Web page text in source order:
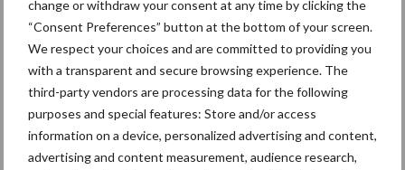
change or withdraw your consent at any time by clicking the
“Consent Preferences” button at the bottom of your screen.
We respect your choices and are committed to providing you
with a transparent and secure browsing experience. The
third-party vendors are processing data for the following
purposes and special features: Store and/or access
information on a device, personalized advertising and content,
advertising and content measurement, audience research,
“Glazenwassen zit in m’n bloed,
maar innoveren is mijn toekomst”
24 dec
Friendship Sports Centre maakt
vrienden voor het leven